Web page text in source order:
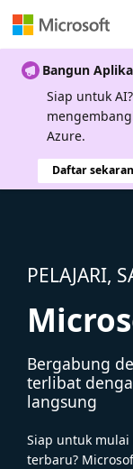
Bangun
Siap untuk
Azure.
Daftar
PELAJARI,
Bergabung
terlibat
langsung
Siap untuk
terbaru?